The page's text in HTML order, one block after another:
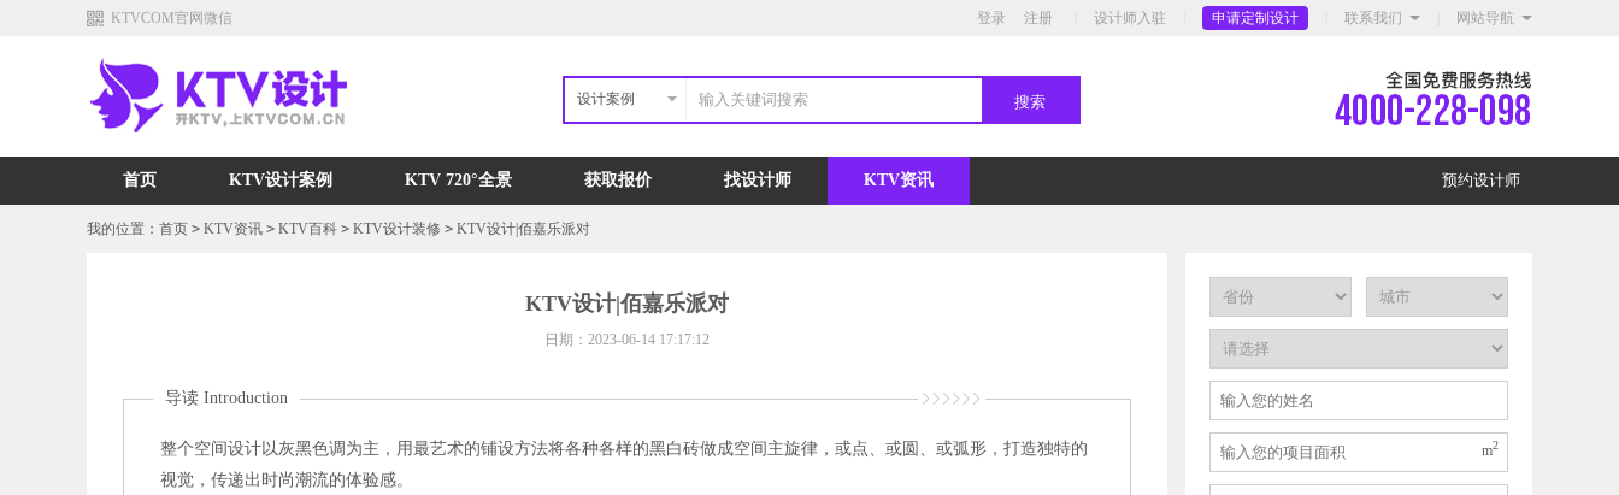
登录 注册 设计师入驻 申请定制设计 联系我们 网站导航
KTVCOM官网微信
设计案例
首页 KTV设计案例 KTV 720°全景 获取报价 找设计师 KTV资讯 预约设计师
我的位置： 首页 > KTV资讯 > KTV百科 > KTV设计装修 > KTV设计|佰嘉乐派对
KTV设计|佰嘉乐派对
日期：2023-06-14 17:17:12
导读 Introduction
整个空间设计以灰黑色调为主，用最艺术的铺设方法将各种各样的黑白砖做成空间主旋律，或点、或圆、或弧形，打造独特的
视觉，传递出时尚潮流的体验感。
m2